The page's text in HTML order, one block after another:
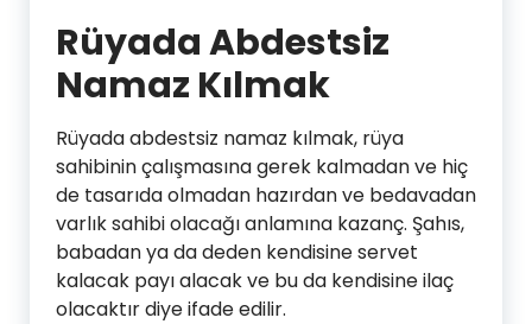
Rüyada Abdestsiz
Namaz Kılmak
Rüyada abdestsiz namaz kılmak, rüya
sahibinin çalışmasına gerek kalmadan ve hiç
de tasarıda olmadan hazırdan ve bedavadan
varlık sahibi olacağı anlamına kazanç. Şahıs,
babadan ya da deden kendisine servet
kalacak payı alacak ve bu da kendisine ilaç
olacaktır diye ifade edilir.